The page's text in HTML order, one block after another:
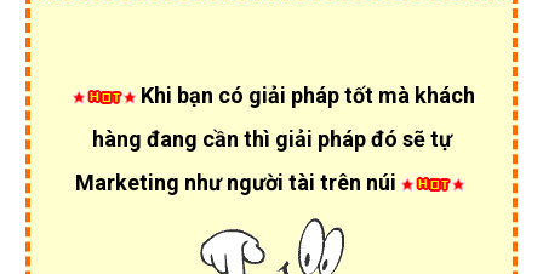
Khi bạn có giải pháp tốt mà khách
hàng đang cần thì giải pháp đó sẽ tự
Marketing như người tài trên núi